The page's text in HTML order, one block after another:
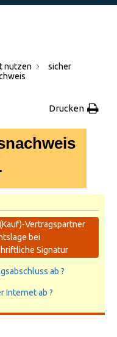
nutzen
sicher
Drucken
Vertragspartner
bei
Signatur
ab ?
Internet ab ?